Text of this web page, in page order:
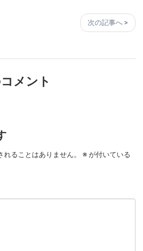
次の記事へ >
メント
れることはありません。 ※が付いている